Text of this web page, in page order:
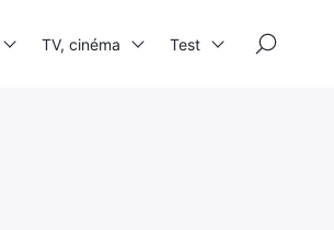
TV, cinéma Test